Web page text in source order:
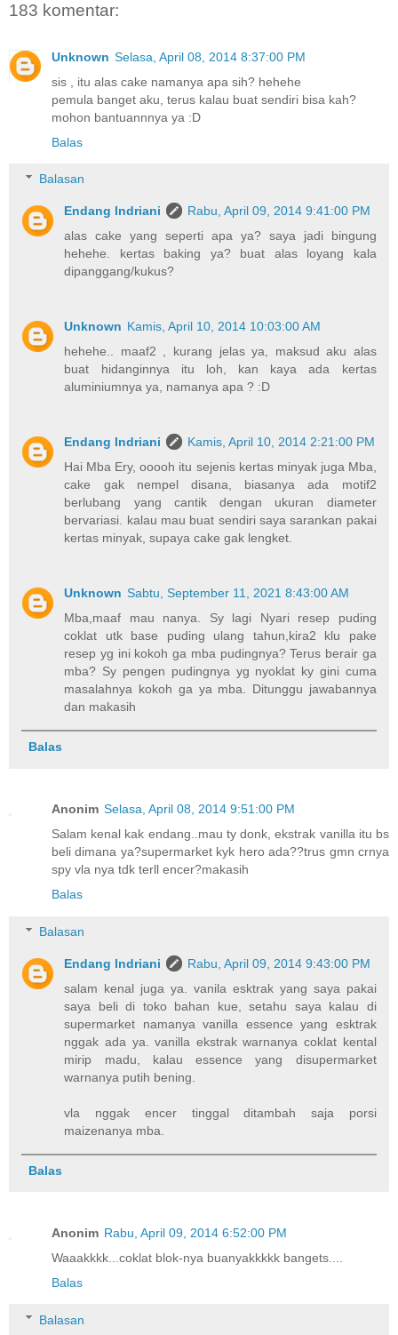
183 komentar:
Unknown Selasa, April 08, 2014 8:37:00 PM
sis , itu alas cake namanya apa sih? hehehe
pemula banget aku, terus kalau buat sendiri bisa kah?
mohon bantuannnya ya :D
Balas
Balasan
Endang Indriani
Rabu, April 09, 2014 9:41:00 PM
alas cake yang seperti apa ya? saya jadi bingung
hehehe. kertas baking ya? buat alas loyang kala
dipanggang/kukus?
Unknown Kamis, April 10, 2014 10:03:00 AM
hehehe.. maaf2 , kurang jelas ya, maksud aku alas
buat hidanginnya itu loh, kan kaya ada kertas
aluminiumnya ya, namanya apa ? :D
Endang Indriani
Kamis, April 10, 2014 2:21:00 PM
Hai Mba Ery, ooooh itu sejenis kertas minyak juga Mba,
cake gak nempel disana, biasanya ada motif2
berlubang yang cantik dengan ukuran diameter
bervariasi. kalau mau buat sendiri saya sarankan pakai
kertas minyak, supaya cake gak lengket.
Unknown Sabtu, September 11, 2021 8:43:00 AM
Mba,maaf mau nanya. Sy lagi Nyari resep puding
coklat utk base puding ulang tahun,kira2 klu pake
resep yg ini kokoh ga mba pudingnya? Terus berair ga
mba? Sy pengen pudingnya yg nyoklat ky gini cuma
masalahnya kokoh ga ya mba. Ditunggu jawabannya
dan makasih
Balas
Anonim Selasa, April 08, 2014 9:51:00 PM
Salam kenal kak endang..mau ty donk, ekstrak vanilla itu bs
beli dimana ya?supermarket kyk hero ada??trus gmn crnya
spy vla nya tdk terll encer?makasih
Balas
Balasan
Endang Indriani
Rabu, April 09, 2014 9:43:00 PM
salam kenal juga ya. vanila esktrak yang saya pakai
saya beli di toko bahan kue, setahu saya kalau di
supermarket namanya vanilla essence yang esktrak
nggak ada ya. vanilla ekstrak warnanya coklat kental
mirip madu, kalau essence yang disupermarket
warnanya putih bening.
vla nggak encer tinggal ditambah saja porsi
maizenanya mba.
Balas
Anonim Rabu, April 09, 2014 6:52:00 PM
Waaakkkk...coklat blok-nya buanyakkkkk bangets....
Balas
Balasan